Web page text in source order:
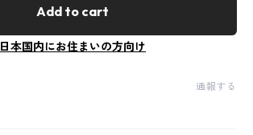
Add to cart
日本国内にお住まいの方向け
通報する